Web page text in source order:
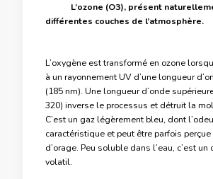
L’ozone (O3), présent
différentes couches de l’atmosphère.
L’oxygène est transformé en ozone
à un rayonnement UV d’une longueur
(185 nm). Une longueur d’onde
320) inverse le processus et détruit la
C’est un gaz légèrement bleu, dont
caractéristique et peut être parfois
d’orage. Peu soluble dans l’eau, c’est un
volatil.